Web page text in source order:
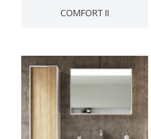
COMFORT II